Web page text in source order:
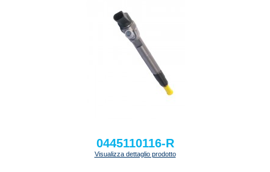
0445110116-R
Visualizza dettaglio prodotto